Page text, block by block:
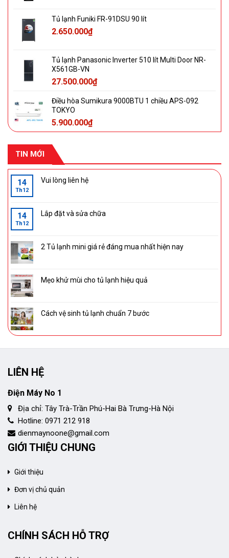
Tủ lạnh Funiki FR-91DSU 90 lít
2.650.000₫
Tủ lạnh Panasonic Inverter 510 lít Multi Door NR-
X561GB-VN
27.500.000₫
Điều hòa Sumikura 9000BTU 1 chiều APS-092
TOKYO
5.900.000₫
TIN MỚI
14
Th12
Vui lòng liên hệ
14
Th12
Lắp đặt và sửa chữa
2 Tủ lạnh mini giá rẻ đáng mua nhất hiện nay
Mẹo khử mùi cho tủ lạnh hiệu quả
Cách vệ sinh tủ lạnh chuẩn 7 bước
LIÊN HỆ
Điện Máy No 1
Địa chỉ: Tây Trà-Trần Phú-Hai Bà Trưng-Hà Nội
Hotline: 0971 212 918
dienmaynoone@gmail.com
GIỚI THIỆU CHUNG
Giới thiệu
Đơn vị chủ quản
Liên hệ
CHÍNH SÁCH HỖ TRỢ